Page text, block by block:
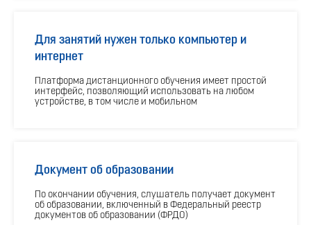
Для занятий нужен только компьютер и
интернет
Платформа дистанционного обучения имеет простой
интерфейс, позволяющий использовать на любом
устройстве, в том числе и мобильном
Документ об образовании
По окончании обучения, слушатель получает документ
об образовании, включенный в Федеральный реестр
документов об образовании (ФРДО)